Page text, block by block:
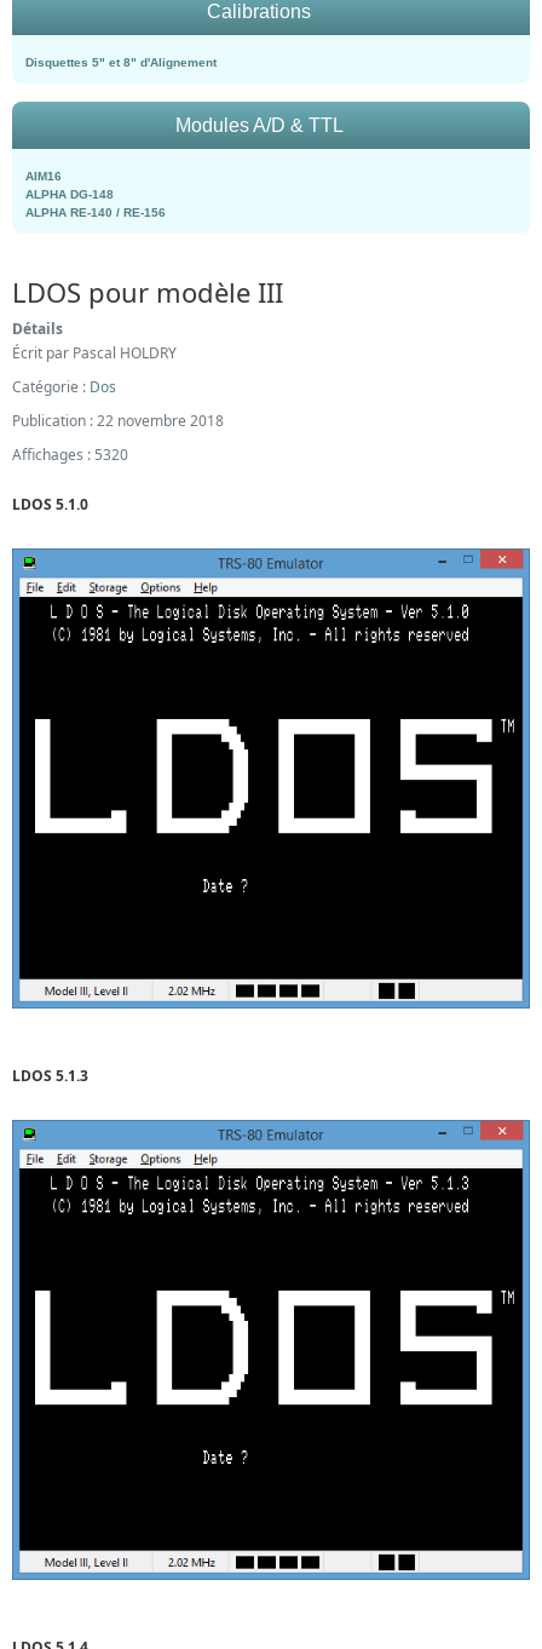
Calibrations
Disquettes 5" et 8" d'Alignement
Modules A/D & TTL
AIM16
ALPHA DG-148
ALPHA RE-140 / RE-156
LDOS pour modèle III
Détails
Écrit par Pascal HOLDRY
Catégorie : Dos
Publication : 22 novembre 2018
Affichages : 5320
LDOS 5.1.0
LDOS 5.1.3